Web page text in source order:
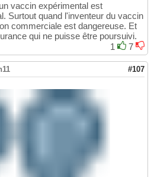
vaccin expérimental est
Surtout quand l'inventeur du vaccin
commerciale est dangereuse. Et
qui ne puisse être poursuivi.
1
7
#107